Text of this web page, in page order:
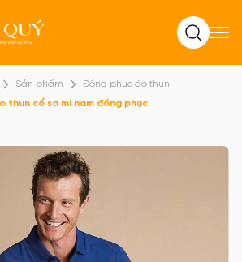
Tìm kiếm
Sản phẩm
Đồng phục áo thun
thun cổ sơ mi nam đồng phục